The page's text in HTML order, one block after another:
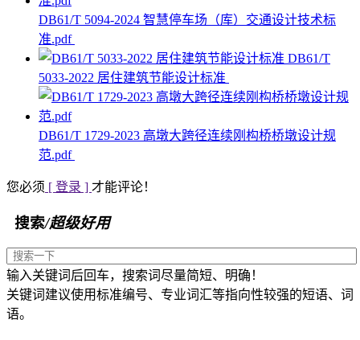
DB61/T 5094-2024 智慧停车场（库）交通设计技术标
准.pdf
DB61/T
5033-2022 居住建筑节能设计标准
DB61/T 1729-2023 高墩大跨径连续刚构桥桥墩设计规
范.pdf
您必须 [ 登录 ] 才能评论！
搜索/超级好用
输入关键词后回车，搜索词尽量简短、明确！
关键词建议使用标准编号、专业词汇等指向性较强的短语、词
语。